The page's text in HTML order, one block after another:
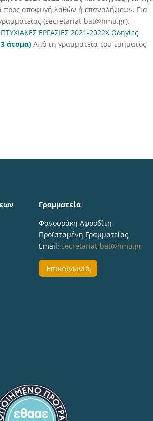
προς αποφυγή λαθών ή επαναλήψεων. Για
(secretariat-bat@hmu.gr).
ΠΤΥΧΙΑΚΕΣ ΕΡΓΑΣΙΕΣ 2021-2022Χ Οδηγίες
3 άτομα) Από τη γραμματεία του τμήματος
Γραμματεία
Φανουράκη Αφροδίτη
Προϊσταμένη Γραμματείας
Email:secretariat-bat@hmu.gr
Επικοινωνία